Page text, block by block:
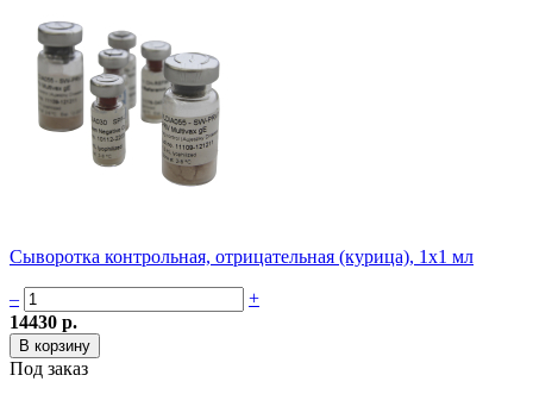
Сыворотка контрольная, отрицательная (курица), 1х1 мл
–
+
14430 р.
Под заказ